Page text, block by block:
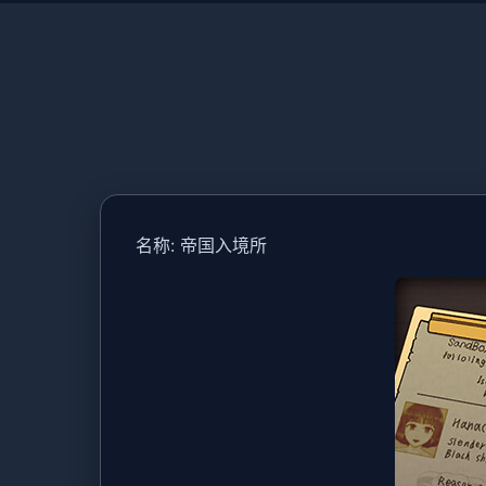
名称: 帝国入境所